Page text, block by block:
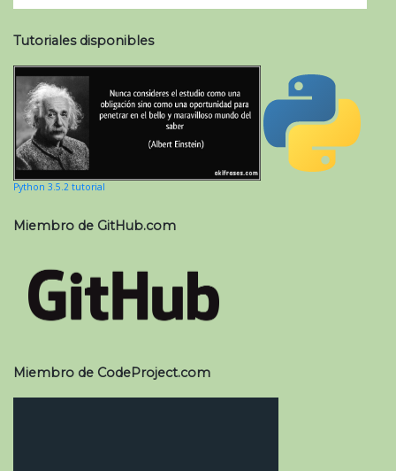
Tutoriales disponibles
Python 3.5.2 tutorial
Miembro de GitHub.com
Miembro de CodeProject.com